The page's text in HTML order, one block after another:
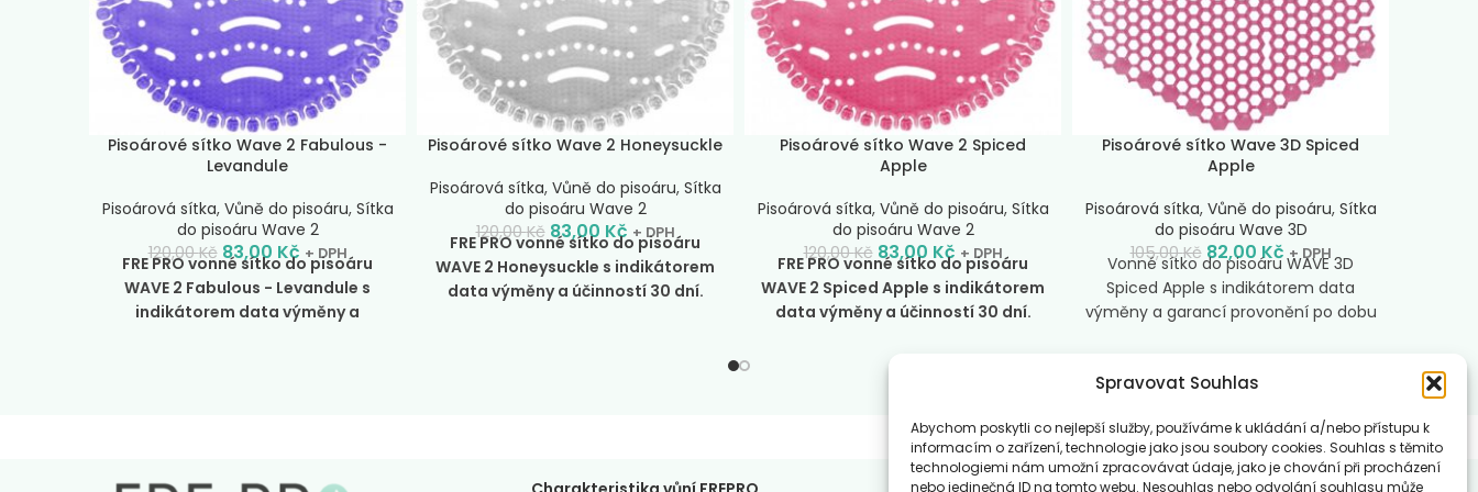
Spravovat Souhlas
Abychom poskytli co nejlepší služby, používáme k ukládání a/nebo přístupu k
informacím o zařízení, technologie jako jsou soubory cookies. Souhlas s těmito
technologiemi nám umožní zpracovávat údaje, jako je chování při procházení
nebo jedinečná ID na tomto webu. Nesouhlas nebo odvolání souhlasu může
nízká –
Vůně FREPRO Cotton Blossom
Pisoárové sítko Wave 2 Fabulous -
Levandule
Pisoárová sítka, Vůně do pisoáru, Sítka
do pisoáru Wave 2
120,00Kč 83,00 Kč + DPH
FRE PRO vonné sítko do pisoáru
WAVE 2 Fabulous - Levandule s
indikátorem data výměny a
rozvíjející se do zářivého buketu
Pisoárové sítko Wave 2 Honeysuckle
Pisoárová sítka, Vůně do pisoáru, Sítka
do pisoáru Wave 2
120,00Kč 83,00 Kč + DPH
FRE PRO vonné sítko do pisoáru
WAVE 2 Honeysuckle s indikátorem
data výměny a účinností 30 dní.
obohacená o tony jasminu, levandule
Pisoárové sítko Wave 2 Spiced
Apple
Pisoárová sítka, Vůně do pisoáru, Sítka
do pisoáru Wave 2
120,00Kč 83,00 Kč + DPH
FRE PRO vonné sítko do pisoáru
WAVE 2 Spiced Apple s indikátorem
data výměny a účinností 30 dní.
Charakteristika vůně Spiced
Tato vůně kombinuje svěží
tóny jablka, skořice a hřebíčku, které
Pisoárové sítko Wave 3D Spiced
Apple
Pisoárová sítka, Vůně do pisoáru, Sítka
do pisoáru Wave 3D
105,00Kč 82,00Kč + DPH
Vonné sítko do pisoáru WAVE 3D
Spiced Apple s indikátorem data
výměny a garancí provonění po dobu